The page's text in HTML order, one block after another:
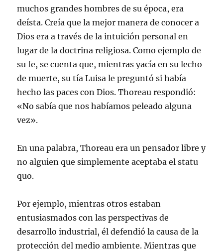
muchos grandes hombres de su época, era
deísta. Creía que la mejor manera de conocer a
Dios era a través de la intuición personal en
lugar de la doctrina religiosa. Como ejemplo de
su fe, se cuenta que, mientras yacía en su lecho
de muerte, su tía Luisa le preguntó si había
hecho las paces con Dios. Thoreau respondió:
«No sabía que nos habíamos peleado alguna
vez».
En una palabra, Thoreau era un pensador libre y
no alguien que simplemente aceptaba el statu
quo.
Por ejemplo, mientras otros estaban
entusiasmados con las perspectivas de
desarrollo industrial, él defendió la causa de la
protección del medio ambiente. Mientras que